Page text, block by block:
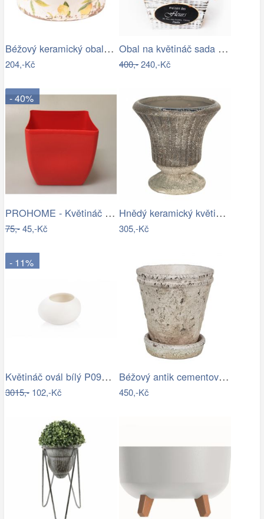
Béžový keramický obal na květináč s…
204,-Kč
Obal na květináč sada 3ks
400,-240,-Kč
- 40%
PROHOME - Květináč COUBI 19 hranatý…
75,-45,-Kč
Hnědý keramický květináč s patinou v…
305,-Kč
- 11%
Květináč ovál bílý P0990/2
3015,-102,-Kč
Béžový antik cementový květináč s…
450,-Kč